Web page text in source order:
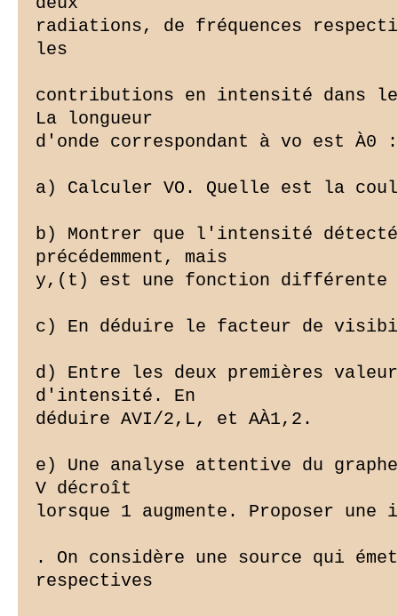
radiations, de fréquences
les
contributions en intensité dans
La longueur
d'onde correspondant à vo est À0
a) Calculer VO. Quelle est la
b) Montrer que l'intensité
précédemment, mais
y,(t) est une fonction différente
c) En déduire le facteur de
d) Entre les deux premières
d'intensité. En
déduire AVI/2,L, et AÀ1,2.
e) Une analyse attentive du
V décroît
lorsque 1 augmente. Proposer
. On considère une source qui
respectives